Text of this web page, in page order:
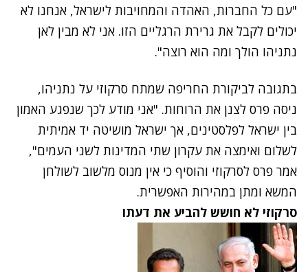
"עם כל החברות, האהדה והמחויבות לישראל, אנחנו לא
יכולים לקבל את גרירת הרגליים הזו. אני לא מבין לאן
נתניהו הולך ומה הוא רוצה".
בתגובה לביקורת החריפה שמתח סרקוזי על נתניהו,
ניסה פרס לצנן את הרוחות. "אני מודע לכך שנפגע האמון
בין ישראל לפלסטינים, אך ישראל מושיטה יד אמיתית
לשלום ואימצה את עקרון שתי המדינות לשני העמים",
אמר פרס לסרקוזי והוסיף כי אין מנוס מלשוב לשולחן
המשא ומתן במהירות האפשרית.
סרקוזי לא חושש להביע את דעתו